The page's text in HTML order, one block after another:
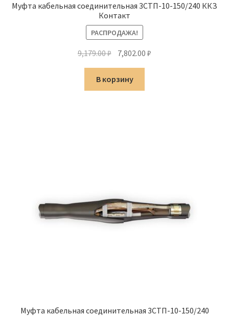
Муфта кабельная соединительная 3СТП-10-150/240 ККЗ
Контакт
РАСПРОДАЖА!
9,179.00₽ Первоначальная
цена
составляла
9,179.00 ₽.
7,802.00₽
В корзину
Муфта кабельная соединительная 3СТП-10-150/240